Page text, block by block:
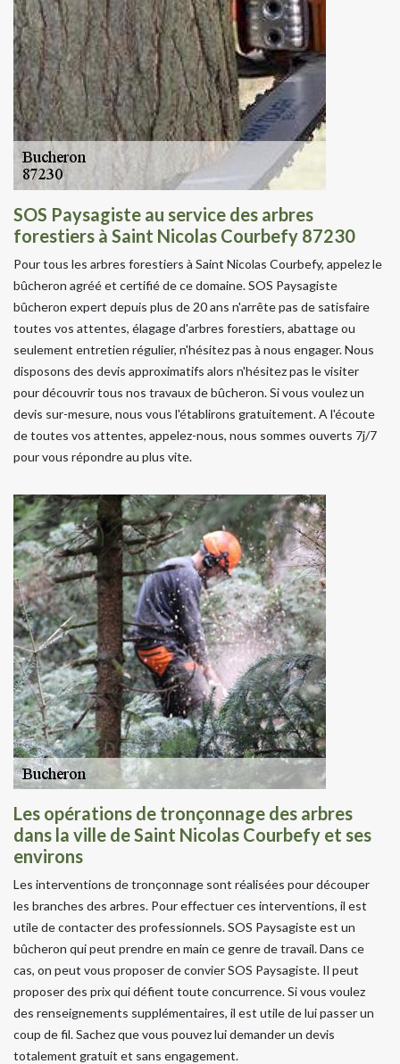
SOS Paysagiste au service des arbres
forestiers à Saint Nicolas Courbefy 87230
Pour tous les arbres forestiers à Saint Nicolas Courbefy, appelez le
bûcheron agréé et certifié de ce domaine. SOS Paysagiste
bûcheron expert depuis plus de 20 ans n'arrête pas de satisfaire
toutes vos attentes, élagage d'arbres forestiers, abattage ou
seulement entretien régulier, n'hésitez pas à nous engager. Nous
disposons des devis approximatifs alors n'hésitez pas le visiter
pour découvrir tous nos travaux de bûcheron. Si vous voulez un
devis sur-mesure, nous vous l'établirons gratuitement. A l'écoute
de toutes vos attentes, appelez-nous, nous sommes ouverts 7j/7
pour vous répondre au plus vite.
Les opérations de tronçonnage des arbres
dans la ville de Saint Nicolas Courbefy et ses
environs
Les interventions de tronçonnage sont réalisées pour découper
les branches des arbres. Pour effectuer ces interventions, il est
utile de contacter des professionnels. SOS Paysagiste est un
bûcheron qui peut prendre en main ce genre de travail. Dans ce
cas, on peut vous proposer de convier SOS Paysagiste. Il peut
proposer des prix qui défient toute concurrence. Si vous voulez
des renseignements supplémentaires, il est utile de lui passer un
coup de fil. Sachez que vous pouvez lui demander un devis
totalement gratuit et sans engagement.